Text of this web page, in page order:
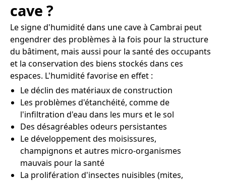
cave ?
Le signe d'humidité dans une cave à Cambrai peut
engendrer des problèmes à la fois pour la structure
du bâtiment, mais aussi pour la santé des occupants
et la conservation des biens stockés dans ces
espaces. L'humidité favorise en effet :
Le déclin des matériaux de construction
Les problèmes d'étanchéité, comme de
l'infiltration d'eau dans les murs et le sol
Des désagréables odeurs persistantes
Le développement des moisissures,
champignons et autres micro-organismes
mauvais pour la santé
La prolifération d'insectes nuisibles (mites,